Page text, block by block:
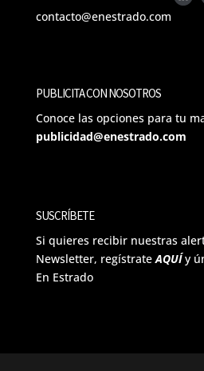
contacto@enestrado.com
PUBLICITA CON NOSOTROS
Conoce las opciones para tu
publicidad@enestrado.com
SUSCRÍBETE
Si quieres recibir nuestras
Newsletter, regístrateAQUÍ y
En Estrado